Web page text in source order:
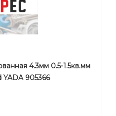
4.3мм 0.5-1.5кв.мм
YADA 905366